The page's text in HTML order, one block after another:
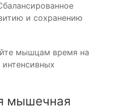
и сохранению
мышцам время на
мышечная